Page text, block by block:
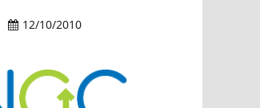
12/10/2010